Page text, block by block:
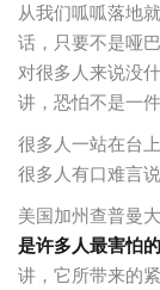
从我们呱呱落地
话，只要不是哑
对很多人来说没
讲，恐怕不是一
很多人一站在台
很多人有口难言
美国加州查普曼
是许多人最害怕
讲，它所带来的